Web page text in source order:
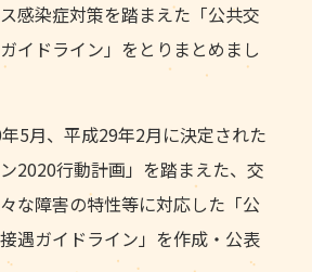
感染症対策を踏まえた「公共交
イドライン」をとりまとめまし
5月、平成29年2月に決定された
2020行動計画」を踏まえた、交
な障害の特性等に対応した「公
遇ガイドライン」を作成・公表